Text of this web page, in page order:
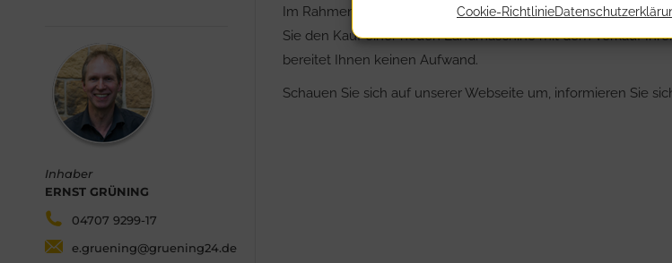
Cookie-Richtlinie
Im Rahmen unseres Verkaufsgeschäfts besteht
Sie den Kauf einer neuen Landmaschine mit dem Verkauf
bereitet Ihnen keinen Aufwand.
Schauen Sie sich auf unserer Webseite um, informieren Sie
Inhaber
ERNST GRÜNING
04707 9299-17
e.gruening@gruening24.de